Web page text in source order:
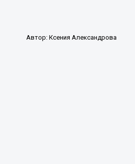
Автор: Ксения Александрова